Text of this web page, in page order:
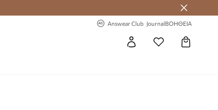
Club
Answear Club JournalΒΟΗΘΕΙΑ